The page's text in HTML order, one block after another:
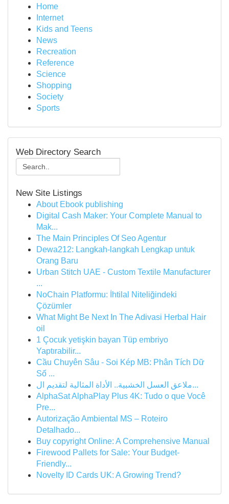
Home
Internet
Kids and Teens
News
Recreation
Reference
Science
Shopping
Society
Sports
Web Directory Search
New Site Listings
About Ebook publishing
Digital Cash Maker: Your Complete Manual to
Mak...
The Main Principles Of Seo Agentur
Dewa212: Langkah-langkah Lengkap untuk
Orang Baru
Urban Stitch UAE - Custom Textile Manufacturer
...
NoChain Platformu: İhtilal Niteliğindeki
Çözümler
What Might Be Next In The Adivasi Herbal Hair
oil
1 Çocuk yetişkin bayan Tüp embriyo
Yaptırabilir...
Cầu Chuyên Sâu - Soi Kép MB: Phân Tích Dữ
Số ...
ملاعق العسل الخشبية.. الأداة المثالية لتقديم ال...
AlphaSat AlphaPlay Plus 4K: Tudo o que Você
Pre...
Autorização Ambiental MS – Roteiro
Detalhado...
Buy copyright Online: A Comprehensive Manual
Firewood Pallets for Sale: Your Budget-
Friendly...
Novelty ID Cards UK: A Growing Trend?